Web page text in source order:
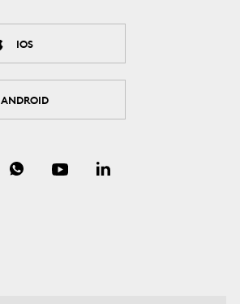
IOS
ANDROID